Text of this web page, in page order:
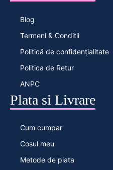
Blog
Termeni & Conditii
Politică de confidențialitate
Politica de Retur
ANPC
Plata si Livrare
Cum cumpar
Cosul meu
Metode de plata